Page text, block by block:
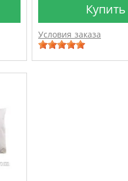
Купить
Условия заказа